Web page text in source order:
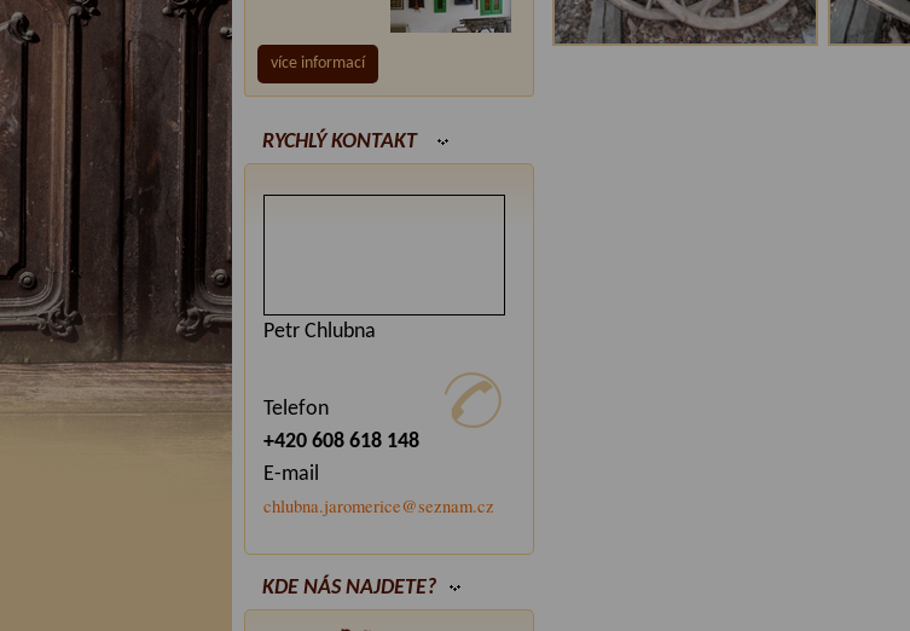
více informací
RYCHLÝ KONTAKT
Petr Chlubna
Telefon
+420 608 618 148
E-mail
chlubna.jaromerice@seznam.cz
KDE NÁS NAJDETE?